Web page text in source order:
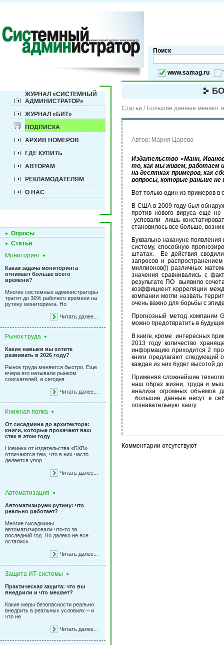
Поиск
www.samag.ru
ЖУРНАЛ «СИСТЕМНЫЙ
АДМИНИСТРАТОР»
ЖУРНАЛ «БИТ»
ПОДПИСКА
АРХИВ НОМЕРОВ
ГДЕ КУПИТЬ
АВТОРАМ
РЕКЛАМОДАТЕЛЯМ
О НАС
Опросы
Статьи
Мониторинг
Какая задача мониторинга
отнимает больше всего
времени?
Многие системные администраторы
тратят до 30% рабочего времени на
рутину мониторинга. Но
Читать далее...
Рынок труда
Какие навыки вы хотите
развивать в 2026 году?
Рынок труда меняется быстро. Еще
вчера его называли рынком
соискателей, а сегодня
Читать далее...
Книжная полка
От сисадмина до архитектора:
книги, которые прокачают ваш
стек в этом году
Новинки от издательства «БХВ»
отличаются тем, что в них часто
делается упор
Читать далее...
Автоматизация
Автоматизируем рутину: что
реально работает?
Многие сисадмины
автоматизировали что-то за
последний год. Но далеко не все
остались
Читать далее...
Защита ИТ-системы
Практическая защита: что вы
внедрили и что мешает?
Какие меры безопасности реально
внедрить в реальных условиях – и
что не
Читать далее...
Статьи / Большие данные меняют
Автор: Мария Царева
Издательство «Манн,
то, как мы живем, работаем
на десятках примеров, как
вопросы, которые раньше не
Вот только один из примеров в
В США в 2009 году был
против нового вируса еще
успевали лишь
становилось все больше,
Буквально накануне
систему, способную
штатах. Ее действия
запросов и
миллионов(!) различных
значения сравнивались с
результате ПО выявило
коэффициент корреляции
компании могли назвать
очень важно для борьбы с
Прогнозный метод компании
можно предотвратить в
В книге, кроме интересных
2013 году количество
информацию приходится 2
книги предлагают следующий
каждая из них будет высотой
Применяя сложнейшие
наш образ жизни, труда и
анализа огромных объемов
большие данные несут в
познавательную книгу.
Комментарии отсутствуют